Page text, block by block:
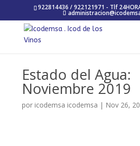
922814436 / 922121971 - Tlf
Estado del Agua:
Noviembre 2019
por icodemsa icodemsa | Nov 26,